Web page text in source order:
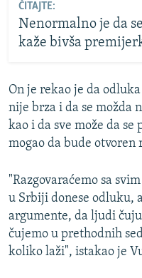
ČITAJTE:
Nenormalno je da
kaže bivša
On je rekao je da
nije brza i da se možda
kao i da sve može da
mogao da bude otvoren
"Razgovaraćemo sa
u Srbiji donese odluku,
argumente, da ljudi
čujemo u prethodnih
koliko laži", istakao je